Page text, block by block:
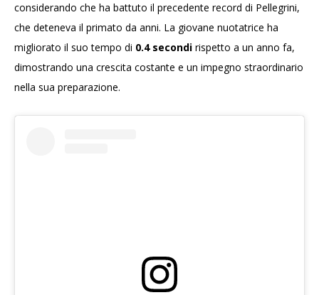
considerando che ha battuto il precedente record di Pellegrini,
che deteneva il primato da anni. La giovane nuotatrice ha
migliorato il suo tempo di 0.4 secondi rispetto a un anno fa,
dimostrando una crescita costante e un impegno straordinario
nella sua preparazione.